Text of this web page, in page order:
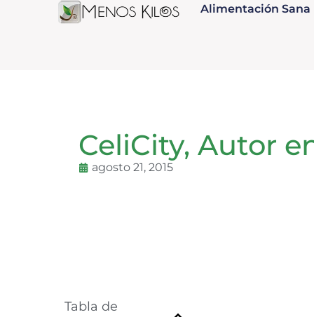
Alimentación Sana
CeliCity, Autor
agosto 21, 2015
Tabla de